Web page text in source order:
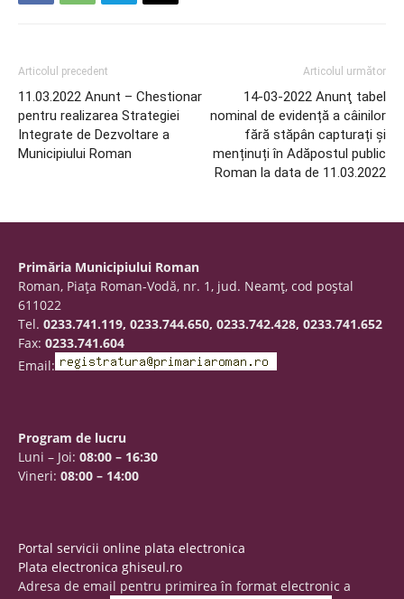
Articolul precedent
11.03.2022 Anunt – Chestionar
pentru realizarea Strategiei
Integrate de Dezvoltare a
Municipiului Roman
Articolul următor
14-03-2022 Anunţ tabel
nominal de evidență a câinilor
fără stăpân capturați și
menținuți în Adăpostul public
Roman la data de 11.03.2022
Primăria Municipiului Roman
Roman, Piaţa Roman-Vodă, nr. 1, jud. Neamţ, cod poştal
611022
Tel. 0233.741.119, 0233.744.650, 0233.742.428, 0233.741.652
Fax: 0233.741.604
Email:
Program de lucru
Luni – Joi: 08:00 – 16:30
Vineri: 08:00 – 14:00
Portal servicii online plata electronica
Plata electronica ghiseul.ro
Adresa de email pentru primirea în format electronic a